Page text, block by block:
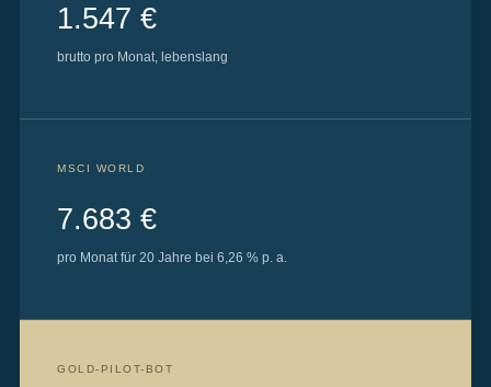
1.547 €
brutto pro Monat, lebenslang
MSCI WORLD
7.683 €
pro Monat für 20 Jahre bei 6,26 % p. a.
GOLD-PILOT-BOT